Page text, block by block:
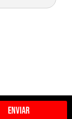
Enviar